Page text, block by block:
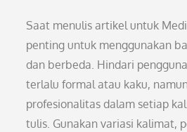
Saat menulis artikel untuk
penting untuk menggunakan
dan berbeda. Hindari
terlalu formal atau kaku,
profesionalitas dalam setiap
tulis. Gunakan variasi kalimat,